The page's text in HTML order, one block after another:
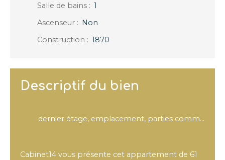
Salle de bains : 1
Ascenseur : Non
Construction : 1870
Descriptif du bien
dernier étage, emplacement, parties communes, le charme
Cabinet14 vous présente cet appartement de 61